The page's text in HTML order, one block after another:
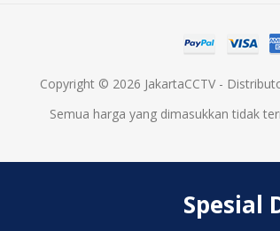
Copyright © 2026 JakartaCCTV -
Semua harga yang dimasukkan tidak
Spesial